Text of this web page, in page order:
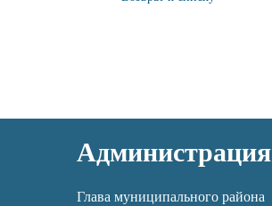
Администрация
Глава муниципального района